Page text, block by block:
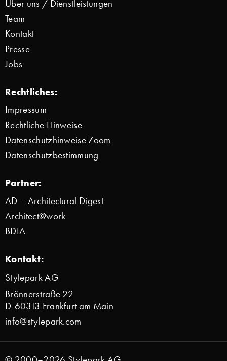
Über uns / Dienstleistungen
Team
Kontakt
Presse
Jobs
Rechtliches:
Impressum
Rechtliche Hinweise
Datenschutzhinweise Zoom
Datenschutzbestimmung
Partner:
AD – Architectural Digest
Architect@work
BDIA
Kontakt:
Stylepark AG
Brönnerstraße 22
D-60313 Frankfurt am Main
info@stylepark.com